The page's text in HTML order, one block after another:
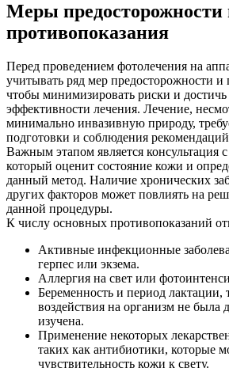
Меры предосторожности
противопоказания
Перед проведением фотолечения на
учитывать ряд мер предосторожности и
чтобы минимизировать риски и
эффективности лечения. Лечение,
минимально инвазивную природу,
подготовки и соблюдения
Важным этапом является консультация
который оценит состояние кожи и
данный метод. Наличие хронических
других факторов может повлиять на
данной процедуры.
К числу основных противопоказаний
Активные инфекционные
герпес или экзема.
Аллергия на свет или
Беременность и период лактации,
воздействия на организм не была
изучена.
Применение некоторых
таких как антибиотики, которые
чувствительность кожи к свету.